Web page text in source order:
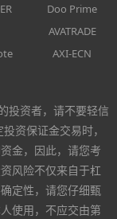
Doo Prime
AVATRADE
AXI-ECN
投资者，请不要轻信
资保证金交易时，
金，因此，请您考
风险不仅来自于杠
定性，请您仔细甄
使用，不应交由第